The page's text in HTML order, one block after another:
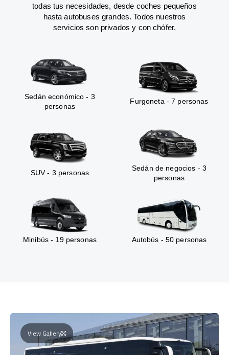
todas tus necesidades, desde coches pequeños
hasta autobuses grandes. Todos nuestros
servicios son privados y con chófer.
Sedán económico - 3
personas
Furgoneta - 7 personas
SUV - 3 personas
Sedán de negocios - 3
personas
Minibús - 19 personas Autobús - 50 personas
View Gallery